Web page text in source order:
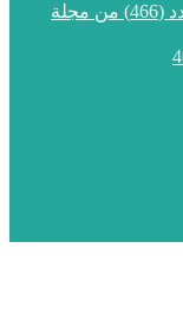
أمميون على طريق القدس.. صدور العدد (466) من مجلة